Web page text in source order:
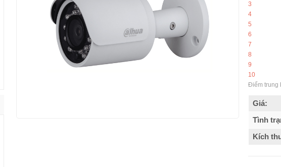
3
4
5
6
7
8
9
10
Điểm trung
Giá:
Tình
Kích